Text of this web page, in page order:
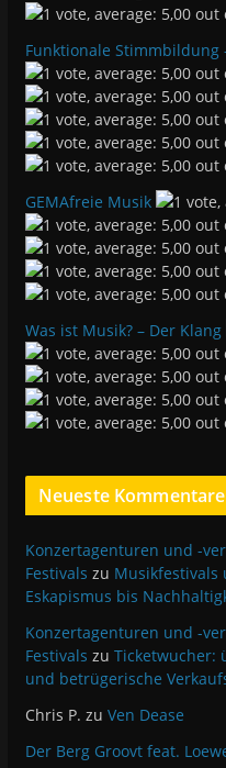
Funktionale Stimmbildung
GEMAfreie Musik
Was ist Musik? – Der Klang
Neueste Kommentare
Konzertagenturen und -
Festivals zu Musikfestivals
Eskapismus bis
Konzertagenturen und -
Festivals zu Ticketwucher:
und betrügerische
Chris P. zu Ven Dease
Der Berg Groovt feat.